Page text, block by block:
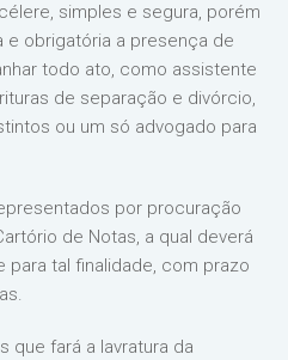
simples e segura, porém
e obrigatória a presença de
todo ato, como assistente
de separação e divórcio,
ou um só advogado para
por procuração
de Notas, a qual deverá
tal finalidade, com prazo
que fará a lavratura da